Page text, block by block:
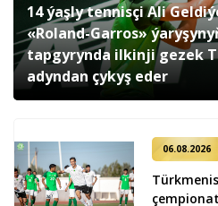
14 ýaşly tennisçi Ali
«Roland-Garros»
tapgyrynda ilkinji gezek
adyndan çykyş eder
06.08.2026